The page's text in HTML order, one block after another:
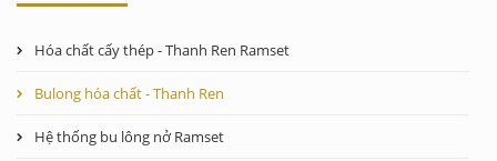
Hóa chất cấy thép - Thanh Ren Ramset
Bulong hóa chất - Thanh Ren
Hệ thống bu lông nở Ramset